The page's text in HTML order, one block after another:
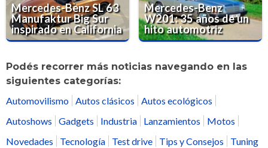
Mercedes-Benz SL 63
Manufaktur Big Sur
inspirado en California
Mercedes-Benz
W201: 35 años de un
hito automotriz
Podés recorrer más noticias navegando en las
siguientes categorías:
Automovilismo Autos clásicos
Autos ecológicos
Autoshows
Gadgets Industria Lanzamientos
Motos
Novedades
Tecnología Test drive Tips y Consejos Tuning